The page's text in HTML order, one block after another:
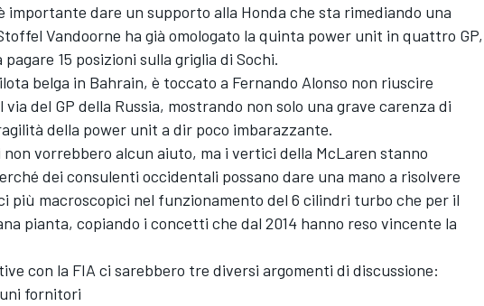
importante dare un supporto alla Honda che sta rimediando una
Vandoorne ha già omologato la quinta power unit in quattro GP,
15 posizioni sulla griglia di Sochi.
belga in Bahrain, è toccato a Fernando Alonso non riuscire
via del GP della Russia, mostrando non solo una grave carenza di
della power unit a dir poco imbarazzante.
non vorrebbero alcun aiuto, ma i vertici della McLaren stanno
dei consulenti occidentali possano dare una mano a risolvere
più macroscopici nel funzionamento del 6 cilindri turbo che per il
pianta, copiando i concetti che dal 2014 hanno reso vincente la
con la FIA ci sarebbero tre diversi argomenti di discussione:
fornitori